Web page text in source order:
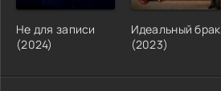
Не для записи
(2024)
Идеальный брак
(2023)